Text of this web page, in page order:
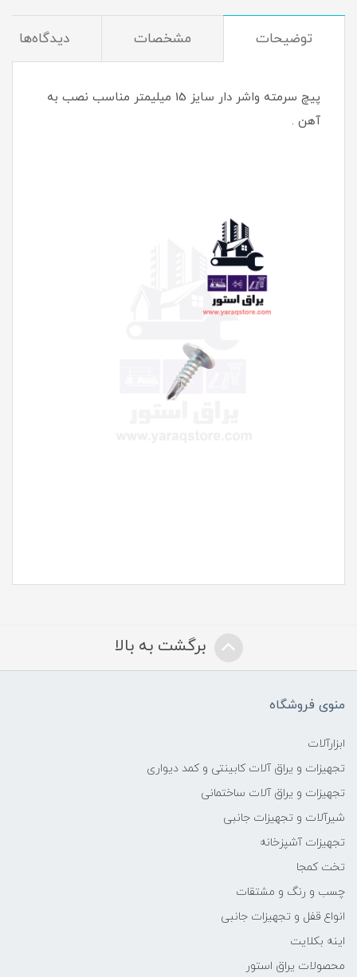
توضیحات مشخصات دیدگاه‌ها
پیچ سرمته واشر دار سایز 15 میلیمتر مناسب نصب به
آهن .
برگشت به بالا
منوی فروشگاه
ابزارآلات
تجهیزات و یراق آلات کابینتی و کمد دیواری
تجهیزات و یراق آلات ساختمانی
شیرآلات و تجهیزات جانبی
تجهیزات آشپزخانه
تخت کمجا
چسب و رنگ و مشتقات
انواع قفل و تجهیزات جانبی
اینه بکلایت
محصولات یراق استور